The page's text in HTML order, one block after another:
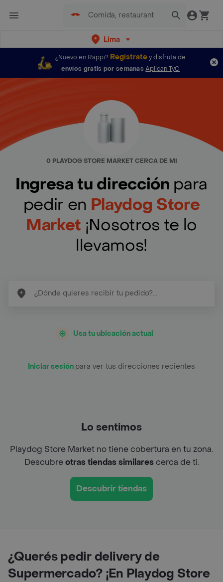
Lima
¿Nuevo en Rappi? Regístratey disfruta de
envíos gratis por semanas Aplican TyC
0 PLAYDOG STORE MARKET CERCA DE MI
Ingresa tu dirección para
pedir en Playdog Store
Market ¡Nosotros te lo
llevamos!
Usa tu ubicación actual
Iniciar sesión para ver tus direcciones recientes
Lo sentimos
Playdog Store Market no tiene cobertura en tu zona.
Descubreotras tiendas similarescerca de ti.
Descubrir tiendas
¿Querés pedir delivery de
Supermercado? ¡En Playdog Store